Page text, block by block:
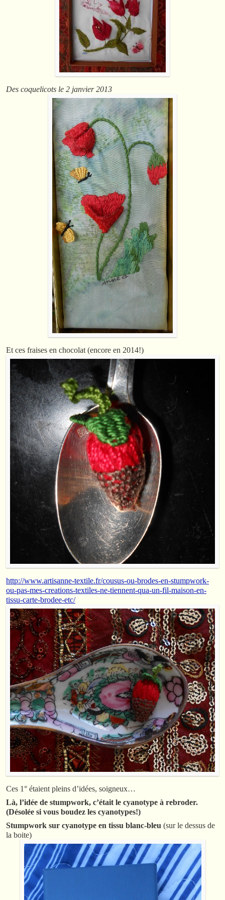
Des coquelicots le 2 janvier 2013
Et ces fraises en chocolat (encore en 2014!)
http://www.artisanne-textile.fr/cousus-ou-brodes-en-stumpwork-
ou-pas-mes-creations-textiles-ne-tiennent-qua-un-fil-maison-en-
tissu-carte-brodee-etc/
Ces 1° étaient pleins d’idées, soigneux…
Là, l’idée de stumpwork, c’était le cyanotype à rebroder.
(Désolée si vous boudez les cyanotypes!)
Stumpwork sur cyanotype en tissu blanc-bleu (sur le dessus de
la boite)